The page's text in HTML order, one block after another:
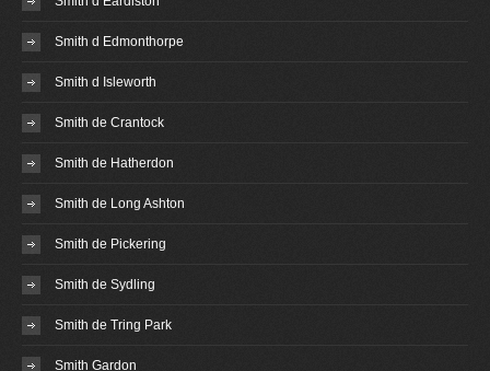
Smith d Edmonthorpe
Smith d Isleworth
Smith de Crantock
Smith de Hatherdon
Smith de Long Ashton
Smith de Pickering
Smith de Sydling
Smith de Tring Park
Smith Gardon